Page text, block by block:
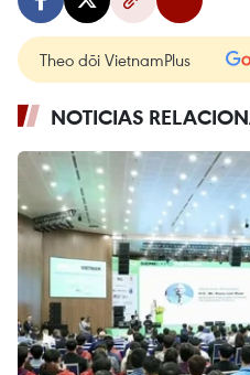
Theo dõi VietnamPlus
NOTICIAS